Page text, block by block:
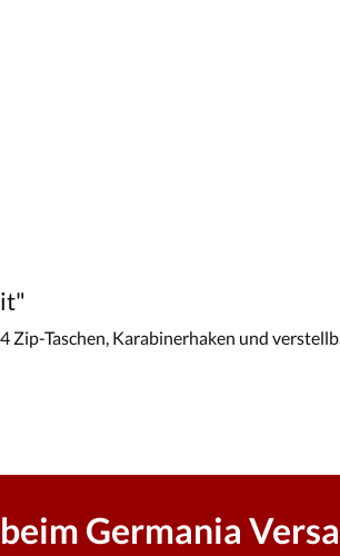
Taschen, Karabinerhaken und
Germania